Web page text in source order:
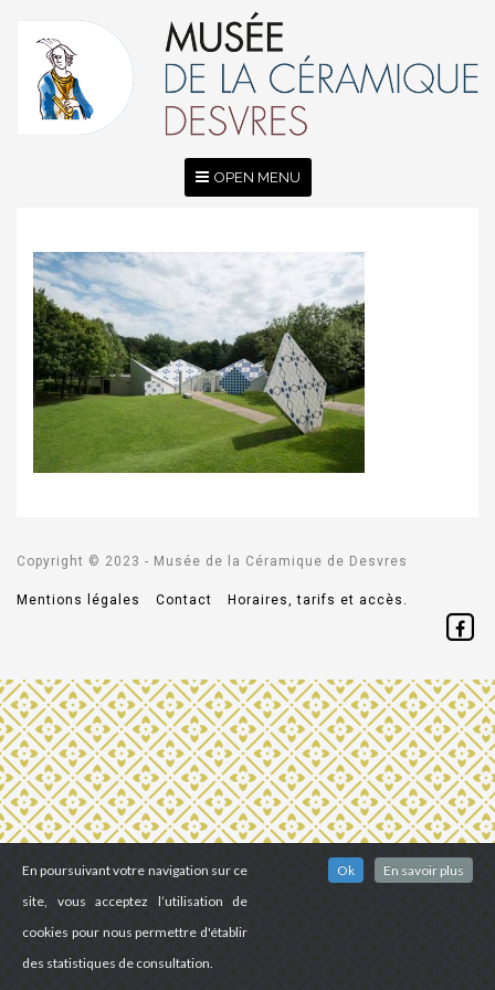
OPEN MENU
Copyright © 2023 - Musée de la Céramique de Desvres
Mentions légales Contact Horaires, tarifs et accès.
En poursuivant votre navigation sur ce
site, vous acceptez l’utilisation de
cookies pour nous permettre d'établir
des statistiques de consultation.
Ok En savoir plus